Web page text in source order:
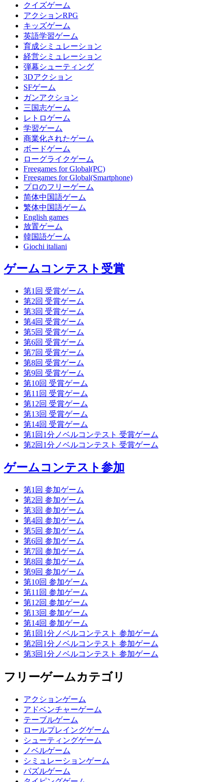
クイズゲーム
アクションRPG
キッズゲーム
英語学習ゲーム
育成シミュレーション
経営シミュレーション
弾幕シューティング
3Dアクション
SFゲーム
ガンアクション
三国志ゲーム
レトロゲーム
学習ゲーム
商業化されたゲーム
ボードゲーム
ローグライクゲーム
Freegames for Global(PC)
Freegames for Global(Smartphone)
プロのフリーゲーム
简体中国語ゲーム
繁体中国語ゲーム
English games
放置ゲーム
韓国語ゲーム
Giochi italiani
ゲームコンテスト受賞
第1回 受賞ゲーム
第2回 受賞ゲーム
第3回 受賞ゲーム
第4回 受賞ゲーム
第5回 受賞ゲーム
第6回 受賞ゲーム
第7回 受賞ゲーム
第8回 受賞ゲーム
第9回 受賞ゲーム
第10回 受賞ゲーム
第11回 受賞ゲーム
第12回 受賞ゲーム
第13回 受賞ゲーム
第14回 受賞ゲーム
第1回1分ノベルコンテスト 受賞ゲーム
第2回1分ノベルコンテスト 受賞ゲーム
ゲームコンテスト参加
第1回 参加ゲーム
第2回 参加ゲーム
第3回 参加ゲーム
第4回 参加ゲーム
第5回 参加ゲーム
第6回 参加ゲーム
第7回 参加ゲーム
第8回 参加ゲーム
第9回 参加ゲーム
第10回 参加ゲーム
第11回 参加ゲーム
第12回 参加ゲーム
第13回 参加ゲーム
第14回 参加ゲーム
第1回1分ノベルコンテスト 参加ゲーム
第2回1分ノベルコンテスト 参加ゲーム
第3回1分ノベルコンテスト 参加ゲーム
フリーゲームカテゴリ
アクションゲーム
アドベンチャーゲーム
テーブルゲーム
ロールプレイングゲーム
シューティングゲーム
ノベルゲーム
シミュレーションゲーム
パズルゲーム